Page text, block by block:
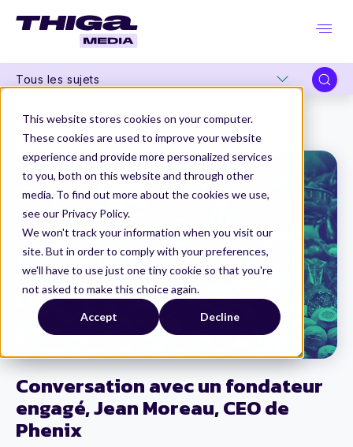
This website stores cookies on your computer.
These cookies are used to improve your website
experience and provide more personalized services
to you, both on this website and through other
media. To find out more about the cookies we use,
see our Privacy Policy.
We won't track your information when you visit our
site. But in order to comply with your preferences,
we'll have to use just one tiny cookie so that you're
not asked to make this choice again.
Accept Decline
Tous les sujets
Conversation avec un fondateur
engagé, Jean Moreau, CEO de
Phenix
Thiga Media
Product Management